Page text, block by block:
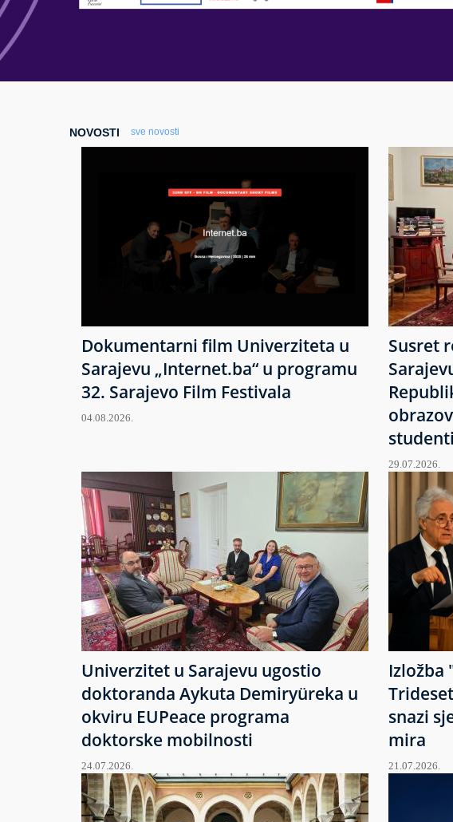
NOVOSTI sve novosti
Dokumentarni film Univerziteta u
Sarajevu „Internet.ba“ u programu
32. Sarajevo Film Festivala
04.08.2026.
Susret
29.07.2026.
Univerzitet u Sarajevu ugostio
doktoranda Aykuta Demiryüreka u
okviru EUPeace programa
doktorske mobilnosti
24.07.2026.
Izložba
snazi
mira
21.07.2026.